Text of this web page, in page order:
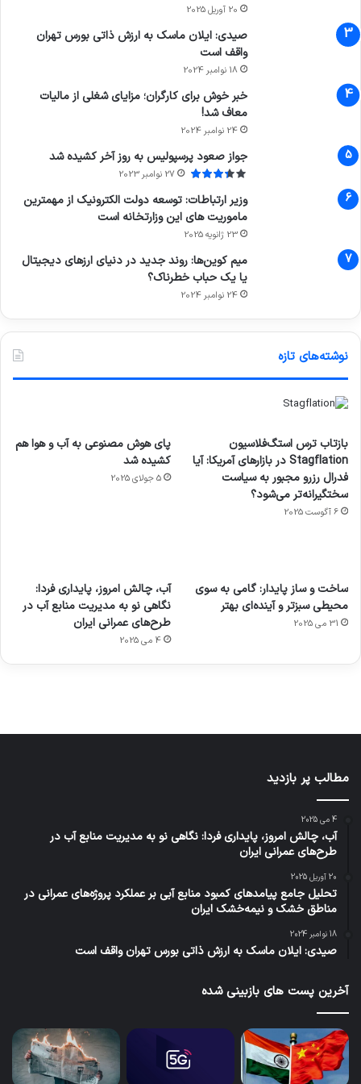
20 آوریل 2025
صیدی: ایلان ماسک به ارزش ذاتی بورس تهران
واقف است
18 نوامبر 2024
خبر خوش برای کارگران؛ مزایای شغلی از مالیات
معاف شد!
24 نوامبر 2024
جواز صعود پرسپولیس به روز آخر کشیده شد
27 نوامبر 2023
وزیر ارتباطات: توسعه دولت الکترونیک از مهمترین
ماموریت های این وزارتخانه است
23 ژانویه 2025
میم کوین‌ها: روند جدید در دنیای ارزهای دیجیتال
یا یک حباب خطرناک؟
24 نوامبر 2024
نوشته‌های تازه
بازتاب ترس استگ‌فلاسیون
Stagflation در بازارهای آمریکا: آیا
فدرال رزرو مجبور به سیاست
سختگیرانه‌تر می‌شود؟
6 آگوست 2025
پای هوش مصنوعی به آب و هوا هم
کشیده شد
5 جولای 2025
ساخت و ساز پایدار: گامی به سوی
محیطی سبزتر و آینده‌ای بهتر
31 می 2025
آب، چالش امروز، پایداری فردا:
نگاهی نو به مدیریت منابع آب در
طرح‌های عمرانی ایران
4 می 2025
برای
کشف
توسط
ژاکت
مجازی
…
توسط
ساعت
هوشمند
با طعم
توسط
ژاکت
در
های
2023
توسط
مطالب پر بازدید
4 می 2025
آب، چالش امروز، پایداری فردا: نگاهی نو به مدیریت منابع آب در
طرح‌های عمرانی ایران
20 آوریل 2025
تحلیل جامع پیامدهای کمبود منابع آبی بر عملکرد پروژه‌های عمرانی در
مناطق خشک و نیمه‌خشک ایران
18 نوامبر 2024
صیدی: ایلان ماسک به ارزش ذاتی بورس تهران واقف است
آخرین پست های بازبینی شده